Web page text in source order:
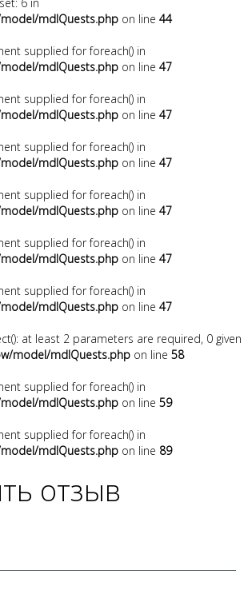
mdlQuests.php on line 44
supplied for foreach() in
mdlQuests.php on line 47
supplied for foreach() in
mdlQuests.php on line 47
supplied for foreach() in
mdlQuests.php on line 47
supplied for foreach() in
mdlQuests.php on line 47
supplied for foreach() in
mdlQuests.php on line 47
supplied for foreach() in
mdlQuests.php on line 47
at least 2 parameters are required, 0 given
model/mdlQuests.php on line 58
supplied for foreach() in
mdlQuests.php on line 59
supplied for foreach() in
mdlQuests.php on line 89
отзыв